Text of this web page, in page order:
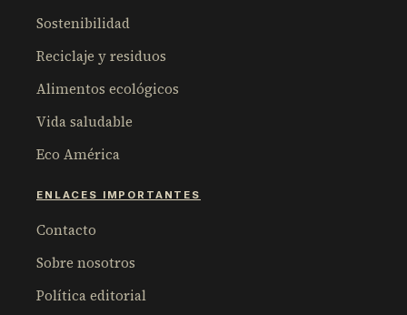
Sostenibilidad
Reciclaje y residuos
Alimentos ecológicos
Vida saludable
Eco América
ENLACES IMPORTANTES
Contacto
Sobre nosotros
Política editorial